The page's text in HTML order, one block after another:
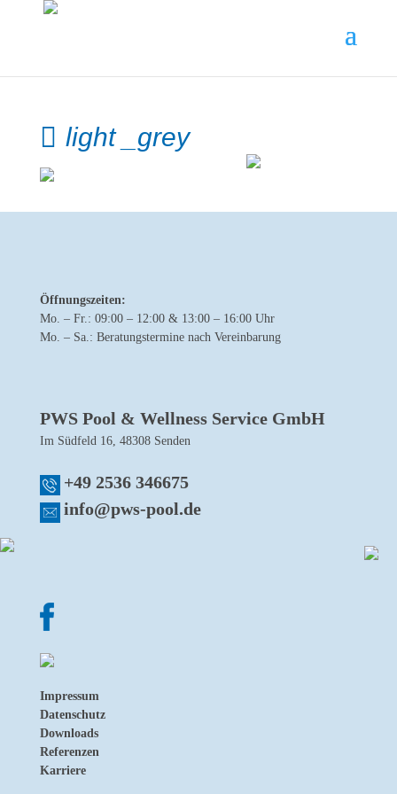
light _grey
Öffnungszeiten:
Mo. – Fr.: 09:00 – 12:00 & 13:00 – 16:00 Uhr
Mo. – Sa.: Beratungstermine nach Vereinbarung
PWS Pool & Wellness Service GmbH
Im Südfeld 16, 48308 Senden
+49 2536 346675
info@pws-pool.de
Impressum
Datenschutz
Downloads
Referenzen
Karriere